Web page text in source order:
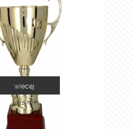
3081-N/F
więcej